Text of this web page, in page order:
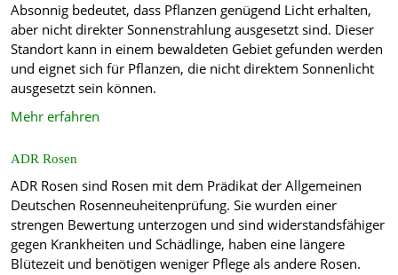
Absonnig bedeutet, dass Pflanzen genügend Licht erhalten,
aber nicht direkter Sonnenstrahlung ausgesetzt sind. Dieser
Standort kann in einem bewaldeten Gebiet gefunden werden
und eignet sich für Pflanzen, die nicht direktem Sonnenlicht
ausgesetzt sein können.
Mehr erfahren
ADR Rosen
ADR Rosen sind Rosen mit dem Prädikat der Allgemeinen
Deutschen Rosenneuheitenprüfung. Sie wurden einer
strengen Bewertung unterzogen und sind widerstandsfähiger
gegen Krankheiten und Schädlinge, haben eine längere
Blütezeit und benötigen weniger Pflege als andere Rosen.